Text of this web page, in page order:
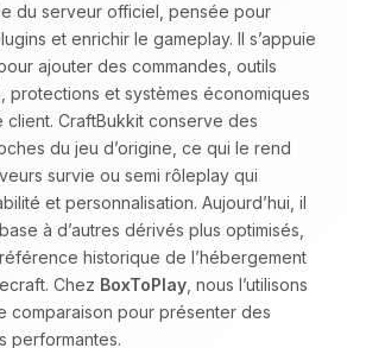
du serveur officiel, pensée pour
et enrichir le gameplay. Il s’appuie
ajouter des commandes, outils
protections et systèmes économiques
client. CraftBukkit conserve des
du jeu d’origine, ce qui le rend
survie ou semi rôleplay qui
et personnalisation. Aujourd’hui, il
à d’autres dérivés plus optimisés,
historique de l’hébergement
Chez BoxToPlay , nous l’utilisons
comparaison pour présenter des
performantes.
enfin quelqu’un pour me
! Moi c’est Choupy, ton petit
BoxToPlay. Dis-moi ce dont
besoin et je vais remuer mes
circuits pour t’aider.
2026 à 05:25